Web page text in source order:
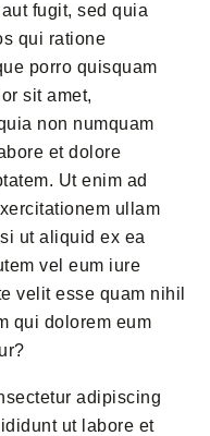
fugit, sed quia
qui ratione
porro quisquam
sit amet,
non numquam
et dolore
Ut enim ad
ullam
ut aliquid ex ea
vel eum iure
velit esse quam nihil
qui dolorem eum
adipiscing
ut labore et